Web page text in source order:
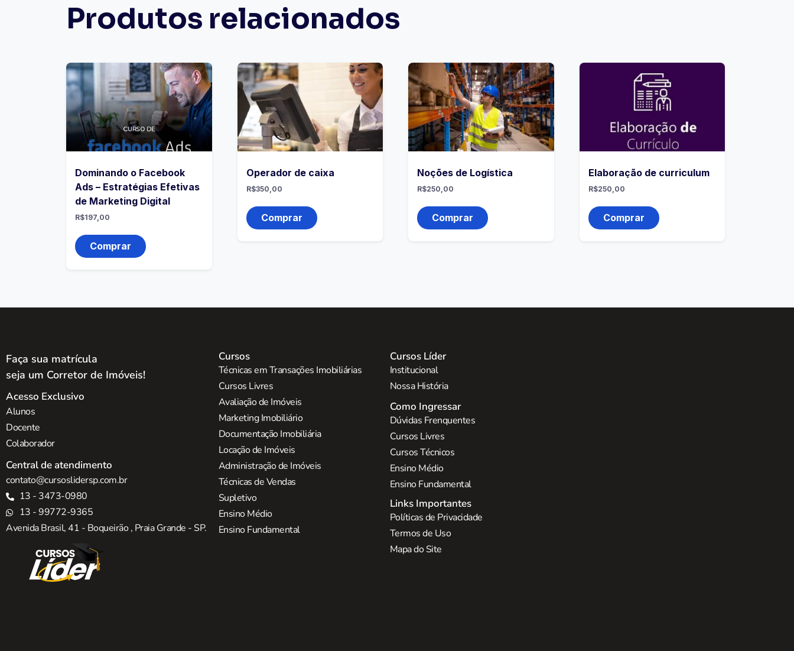
Produtos relacionados
Dominando o Facebook
Ads – Estratégias Efetivas
de Marketing Digital
R$197,00
Comprar
Operador de caixa
R$350,00
Comprar
Noções de Logística
R$250,00
Comprar
Elaboração de curriculum
R$250,00
Comprar
Faça sua matrícula
seja um Corretor de Imóveis!
Acesso Exclusivo
Alunos
Docente
Colaborador
Central de atendimento
contato@cursoslidersp.com.br
13 - 3473-0980
13 - 99772-9365
Avenida Brasil, 41 - Boqueirão , Praia Grande - SP.
Cursos
Técnicas em Transações Imobiliárias
Cursos Livres
Avaliação de Imóveis
Marketing Imobiliário
Documentação Imobiliária
Locação de Imóveis
Administração de Imóveis
Técnicas de Vendas
Supletivo
Ensino Médio
Ensino Fundamental
Cursos Líder
Institucional
Nossa História
Como Ingressar
Dúvidas Frenquentes
Cursos Livres
Cursos Técnicos
Ensino Médio
Ensino Fundamental
Links Importantes
Políticas de Privacidade
Termos de Uso
Mapa do Site